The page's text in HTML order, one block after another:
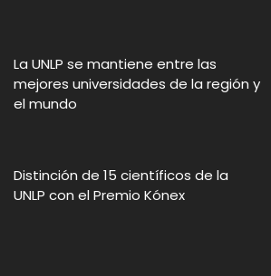
La UNLP se mantiene entre las
mejores universidades de la región y
el mundo
Distinción de 15 científicos de la
UNLP con el Premio Kónex